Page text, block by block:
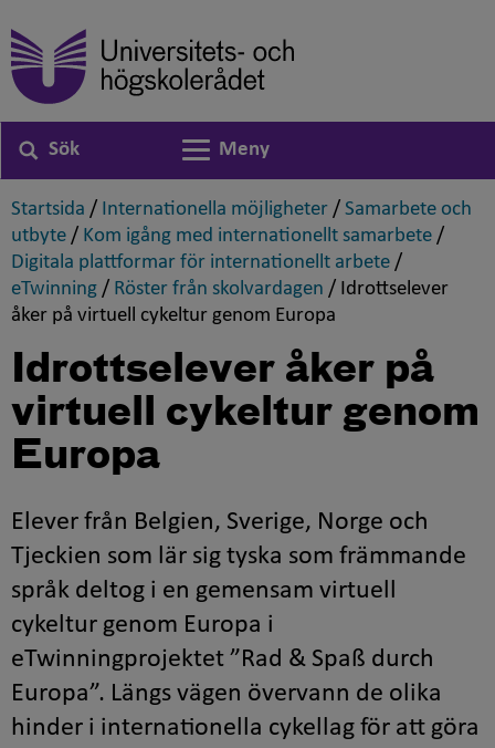
Sök
Växla navigering
Meny
Startsida ,
/ Internationella möjligheter ,
/ Samarbete och
utbyte ,
/ Kom igång med internationellt samarbete ,
/
Digitala plattformar för internationellt arbete ,
/
eTwinning ,
/ Röster från skolvardagen ,
/ Idrottselever
åker på virtuell cykeltur genom Europa
Idrottselever åker på
virtuell cykeltur genom
Europa
Elever från Belgien, Sverige, Norge och
Tjeckien som lär sig tyska som främmande
språk deltog i en gemensam virtuell
cykeltur genom Europa i
eTwinningprojektet ”Rad & Spaß durch
Europa”. Längs vägen övervann de olika
hinder i internationella cykellag för att göra